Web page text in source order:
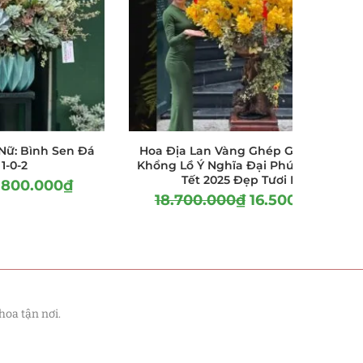
Bình Sen Đá
0-2
₫
Hoa Địa Lan Vàng Ghép Gỗ Lũa Siêu
Khổng Lồ Ý Nghĩa Đại Phú Quý – Hoa
Tết 2025 Đẹp Tươi Lâu
18.700.000₫ 16.500.000
tận nơi.